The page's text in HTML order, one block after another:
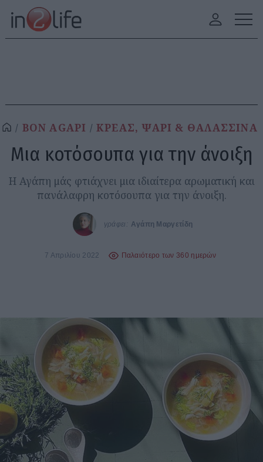
BON AGAPI ΚΡΕΑΣ, ΨΑΡΙ & ΘΑΛΑΣΣΙΝΑ
Μια κοτόσουπα για την άνοιξη
Η Αγάπη μάς φτιάχνει μια ιδιαίτερα αρωματική και
πανάλαφρη κοτόσουπα για την άνοιξη.
γράφει: Αγάπη Μαργετίδη
7 Απριλίου 2022 Παλαιότερο των 360 ημερών